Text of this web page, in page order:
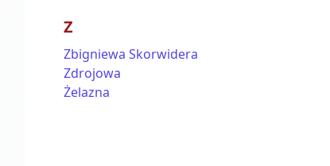
Z
Zbigniewa Skorwidera
Zdrojowa
Żelazna